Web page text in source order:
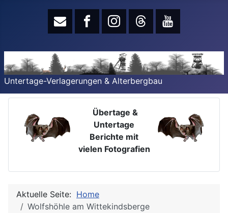
Untertage-Verlagerungen & Alterbergbau
Übertage &
Untertage
Berichte mit
vielen Fotografien
Aktuelle Seite: Home
Wolfshöhle am Wittekindsberge